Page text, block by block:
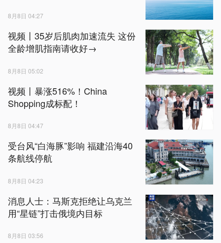
8月8日 04:27
视频丨35岁后肌肉加速流失 这份
全龄增肌指南请收好→
8月8日 05:02
视频丨暴涨516%！China
Shopping成标配！
8月8日 04:47
受台风“白海豚”影响 福建沿海40
条航线停航
8月8日 04:23
消息人士：马斯克拒绝让乌克兰
用“星链”打击俄境内目标
8月8日 03:56